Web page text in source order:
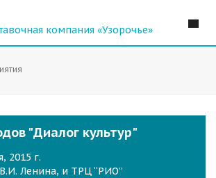
"Диалог культур"
2015 г.
Ленина, и ТРЦ “РИО”